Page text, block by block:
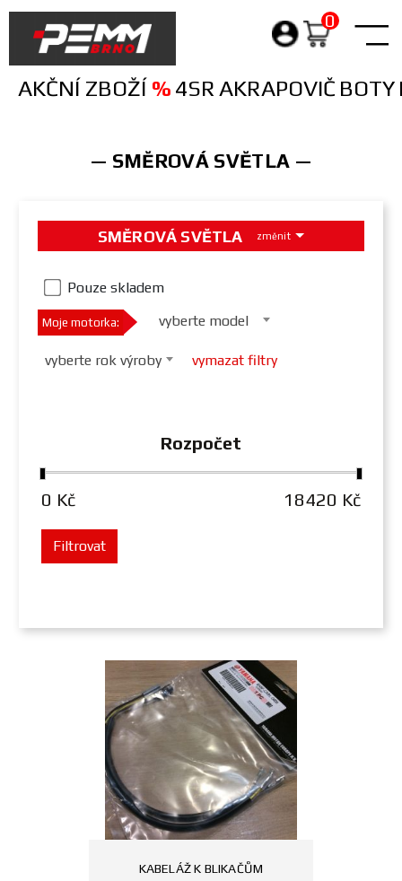
0
AKČNÍ ZBOŽÍ % 4SR AKRAPOVIČ BOTY
Products
search
— SMĚROVÁ SVĚTLA —
SMĚROVÁ SVĚTLA změnit
Pouze skladem
Moje motorka: vyberte model
vyberte rok výroby vymazat filtry
Rozpočet
0 Kč 18420 Kč
Filtrovat
KABELÁŽ K BLIKAČŮM